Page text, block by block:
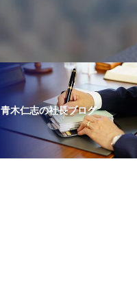
青木仁志の社長ブログ